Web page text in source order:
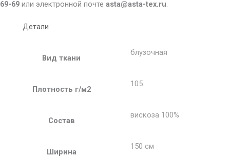
69-69 или электронной почте asta@asta-tex.ru.
Детали
Вид ткани
блузочная
Плотность г/м2
105
Состав
вискоза 100%
Ширина
150 см